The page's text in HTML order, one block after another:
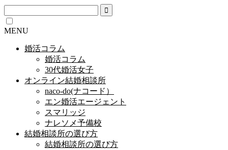
MENU
婚活コラム
婚活コラム
30代婚活女子
オンライン結婚相談所
naco-do(ナコード）
エン婚活エージェント
スマリッジ
ナレソメ予備校
結婚相談所の選び方
結婚相談所の選び方